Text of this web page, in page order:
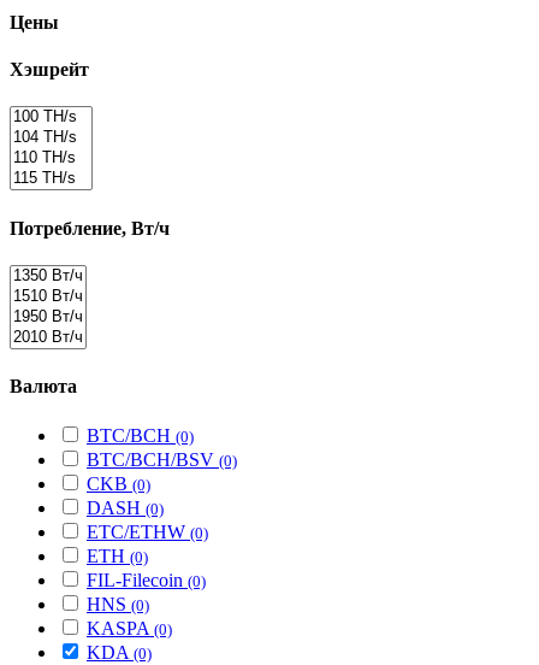
Цены
Хэшрейт
Потребление, Вт/ч
Валюта
BTC/BCH (0)
BTC/BCH/BSV (0)
CKB (0)
DASH (0)
ETC/ETHW (0)
ETH (0)
FIL-Filecoin (0)
HNS (0)
KASPA (0)
KDA (0)